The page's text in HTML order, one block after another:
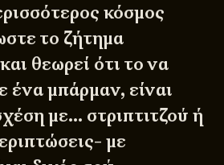
κόσμος
το ζήτημα
θεωρεί ότι το να
ένα μπάρμαν, είναι
με… στριπτιτζού ή
με